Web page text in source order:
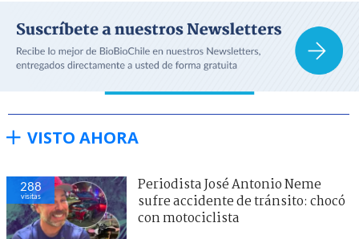
VISTO AHORA
288
visitas
Periodista José Antonio Neme
sufre accidente de tránsito: chocó
con motociclista